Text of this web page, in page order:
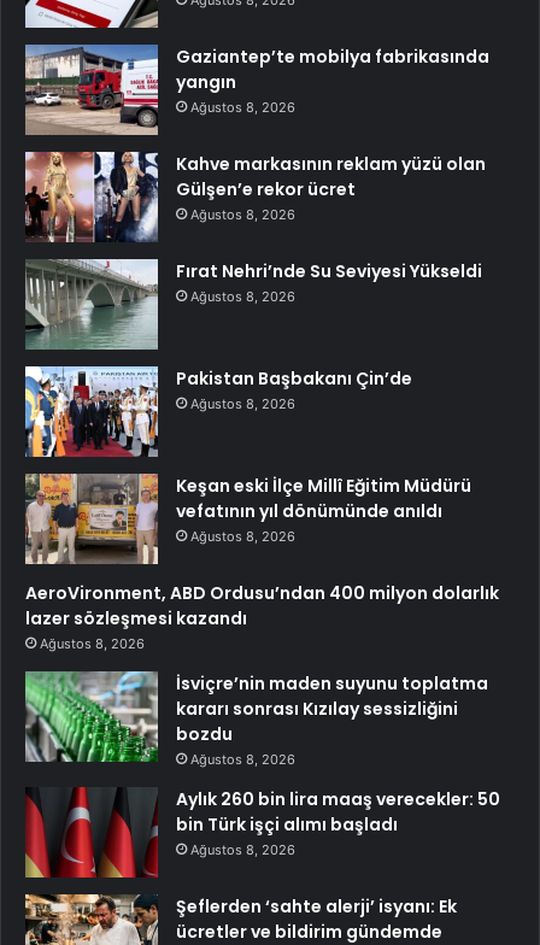
Gaziantep’te mobilya fabrikasında
yangın
Ağustos 8, 2026
Kahve markasının reklam yüzü olan
Gülşen’e rekor ücret
Ağustos 8, 2026
Fırat Nehri’nde Su Seviyesi Yükseldi
Ağustos 8, 2026
Pakistan Başbakanı Çin’de
Ağustos 8, 2026
Keşan eski İlçe Millî Eğitim Müdürü
vefatının yıl dönümünde anıldı
Ağustos 8, 2026
AeroVironment, ABD Ordusu’ndan 400 milyon dolarlık
lazer sözleşmesi kazandı
Ağustos 8, 2026
İsviçre’nin maden suyunu toplatma
kararı sonrası Kızılay sessizliğini
bozdu
Ağustos 8, 2026
Aylık 260 bin lira maaş verecekler: 50
bin Türk işçi alımı başladı
Ağustos 8, 2026
Şeflerden ‘sahte alerji’ isyanı: Ek
ücretler ve bildirim gündemde